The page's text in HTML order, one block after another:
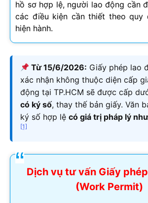
hồ sơ hợp lệ, người lao động cần
các điều kiện cần thiết theo quy
hiện hành.
Từ 15/6/2026: Giấy phép lao
xác nhận không thuộc diện cấp
động tại TP.HCM sẽ được cấp
có ký số, thay thế bản giấy. Văn
ký số hợp lệ có giá trị pháp lý
[1]
Dịch vụ tư vấn Giấy
(Work Permit)